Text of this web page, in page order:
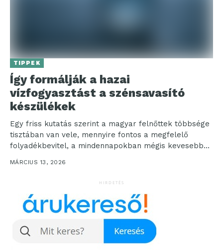
TIPPEK
Így formálják a hazai
vízfogyasztást a szénsavasító
készülékek
Egy friss kutatás szerint a magyar felnőttek többsége
tisztában van vele, mennyire fontos a megfelelő
folyadékbevitel, a mindennapokban mégis kevesebbet
isznak a szakmai...
MÁRCIUS 13, 2026
HIRDETÉS